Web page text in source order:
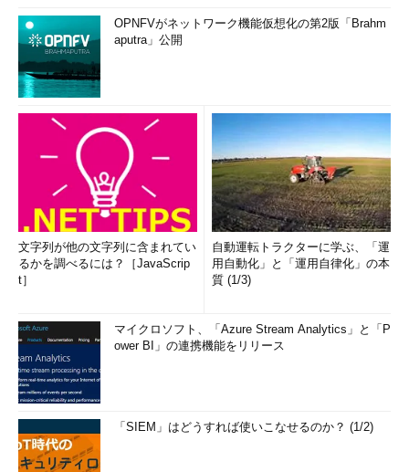
OPNFVがネットワーク機能仮想化の第2版「Brahm
aputra」公開
文字列が他の文字列に含まれてい
るかを調べるには？［JavaScrip
t］
自動運転トラクターに学ぶ、「運
用自動化」と「運用自律化」の本
質 (1/3)
マイクロソフト、「Azure Stream Analytics」と「P
ower BI」の連携機能をリリース
「SIEM」はどうすれば使いこなせるのか？ (1/2)